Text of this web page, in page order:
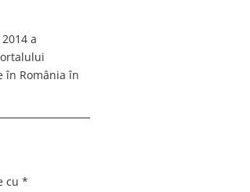
a
în România în
cu *